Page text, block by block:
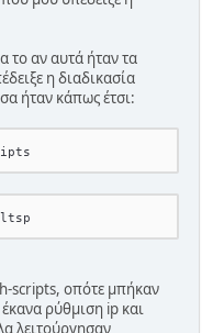
το αν αυτά ήταν τα
η διαδικασία
ήταν κάπως έτσι:
scripts, οπότε μπήκαν
ρύθμιση ip και